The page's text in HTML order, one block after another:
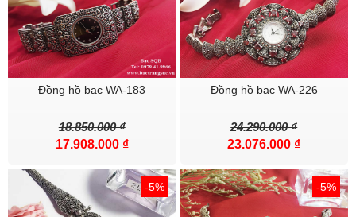
Đồng hồ bạc WA-183
18.850.000 ₫
17.908.000 ₫
Đồng hồ bạc WA-226
24.290.000 ₫
23.076.000 ₫
-5% -5%